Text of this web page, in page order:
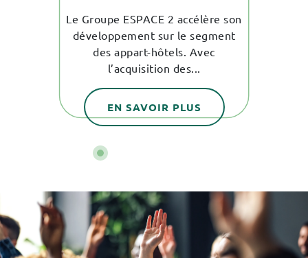
Le Groupe ESPACE 2 accélère son
développement sur le segment
des appart-hôtels. Avec
l’acquisition des...
EN SAVOIR PLUS